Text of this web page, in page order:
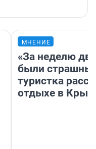
МНЕНИЕ
«За неделю
были
туристка
отдыхе в